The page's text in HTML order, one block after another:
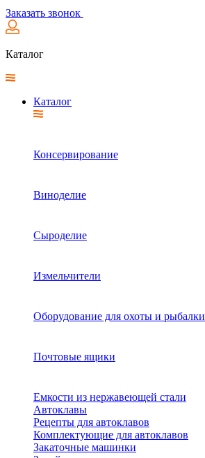
Заказать звонок
Каталог
Каталог
Консервирование
Виноделие
Сыроделие
Измельчители
Оборудование для охоты и рыбалки
Почтовые ящики
Емкости из нержавеющей стали
Автоклавы
Рецепты для автоклавов
Комплектующие для автоклавов
Закаточные машинки